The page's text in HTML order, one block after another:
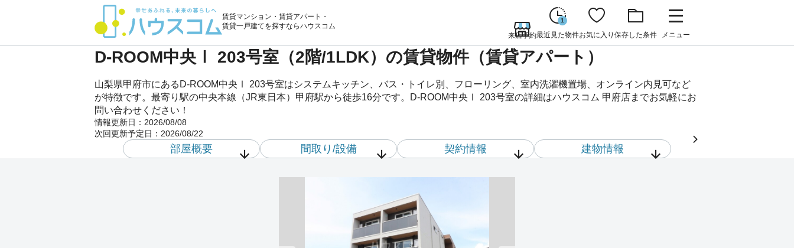
賃貸マンション・賃貸アパート・
賃貸一戸建てを探すならハウスコム
来店予約
1
最近見た物件お気に入り 保存した条件 メニュー
D-ROOM中央Ⅰ 203号室（2階/1LDK）の賃貸物件（賃貸アパート）
山梨県甲府市にあるD-ROOM中央Ⅰ 203号室はシステムキッチン、バス・トイレ別、フローリング、室内洗濯機置場、オンライン内見可など
が特徴です。最寄り駅の中央本線（JR東日本）甲府駅から徒歩16分です。D-ROOM中央Ⅰ 203号室の詳細はハウスコム 甲府店までお気軽にお
問い合わせください！
情報更新日： 2026/08/08
次回更新予定日： 2026/08/22
部屋概要 間取り/設備 契約情報 建物情報